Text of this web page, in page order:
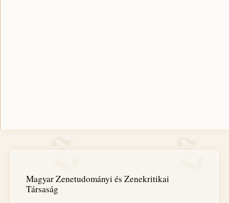
Magyar Zenetudományi és Zenekritikai
Társaság